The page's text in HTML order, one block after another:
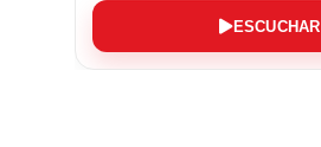
ESCUCHAR